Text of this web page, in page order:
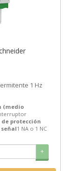
(medio
de protección
1 NA o 1 NC
+